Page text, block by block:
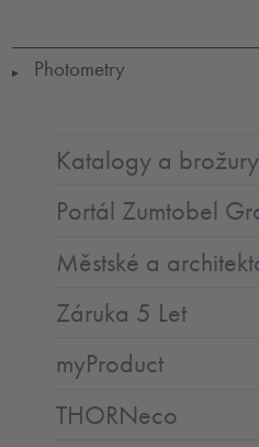
▶ Photometry
Katalogy a brožury
Portál Zumtobel
Městské a
Záruka 5 Let
myProduct
THORNeco